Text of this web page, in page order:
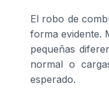
El robo de
forma evidente.
pequeñas
normal o
esperado.